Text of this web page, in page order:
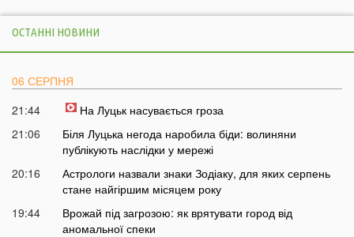
ОСТАННІ НОВИНИ
06 СЕРПНЯ
21:44
На Луцьк насувається гроза
21:06
Біля Луцька негода наробила біди: волиняни
публікують наслідки у мережі
20:16
Астрологи назвали знаки Зодіаку, для яких серпень
стане найгіршим місяцем року
19:44
Врожай під загрозою: як врятувати город від
аномальної спеки